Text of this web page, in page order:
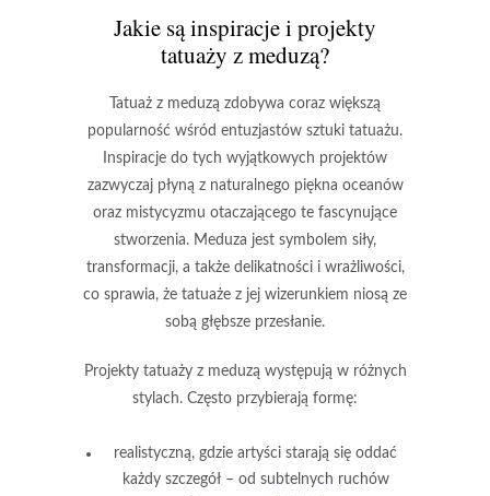
Jakie są inspiracje iprojekty
tatuaży z meduzą?
Tatuaż z meduzą zdobywa coraz większą
popularność wśród entuzjastów sztuki tatuażu.
Inspiracje do tych wyjątkowych projektów
zazwyczaj płyną z naturalnego piękna oceanów
oraz mistycyzmu otaczającego te fascynujące
stworzenia. Meduza jest symbolem siły,
transformacji, a także delikatnościi wrażliwości,
co sprawia, że tatuaże z jej wizerunkiem niosą ze
sobą głębsze przesłanie.
Projekty tatuaży z meduzą występują w różnych
stylach. Często przybierają formę:
realistyczną, gdzie artyści starają się oddać
każdy szczegół – od subtelnych ruchów